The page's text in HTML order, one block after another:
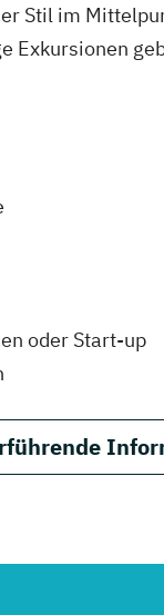
Stil im
oder Start-up